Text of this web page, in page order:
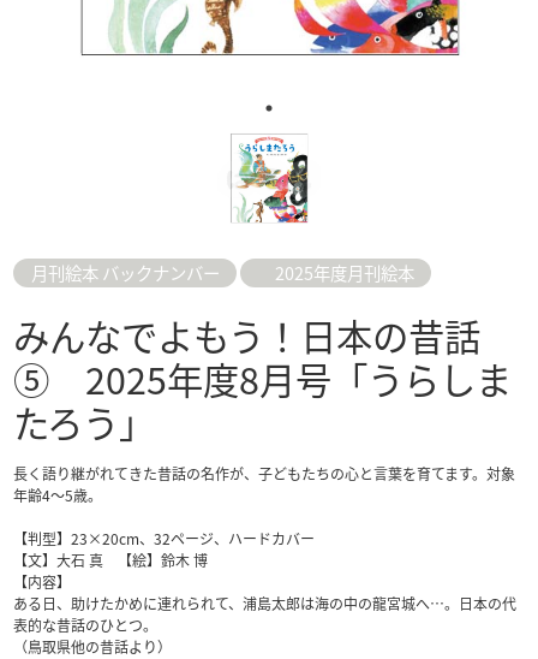
月刊絵本 バックナンバー 2025年度月刊絵本
みんなでよもう！日本の昔話
⑤ 2025年度8月号「うらしま
たろう」
長く語り継がれてきた昔話の名作が、子どもたちの心と言葉を育てます。対象
年齢4～5歳。
【判型】23×20cm、32ページ、ハードカバー
【文】大石 真 【絵】鈴木 博
【内容】
ある日、助けたかめに連れられて、浦島太郎は海の中の龍宮城へ…。日本の代
表的な昔話のひとつ。
（鳥取県他の昔話より）